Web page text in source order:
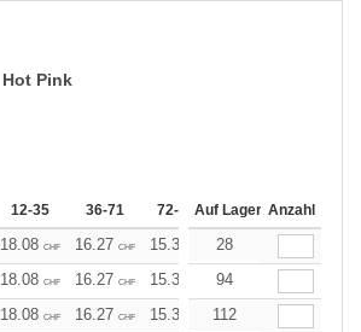
Hot Pink
12-35 36-71 72-143 144-287 288 +
Auf Lager Anzahl
18.08 CHF 16.27 CHF 15.37 14.46
28
18.08 CHF 16.27 CHF 15.37 14.46
94
18.08 CHF 16.27 CHF 15.37 14.46
112